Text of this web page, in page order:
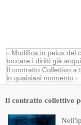
« Modifica in peius del
toccare i diritti già
Il contratto Collettivo a
in qualsiasi momento »
Il contratto collettivo